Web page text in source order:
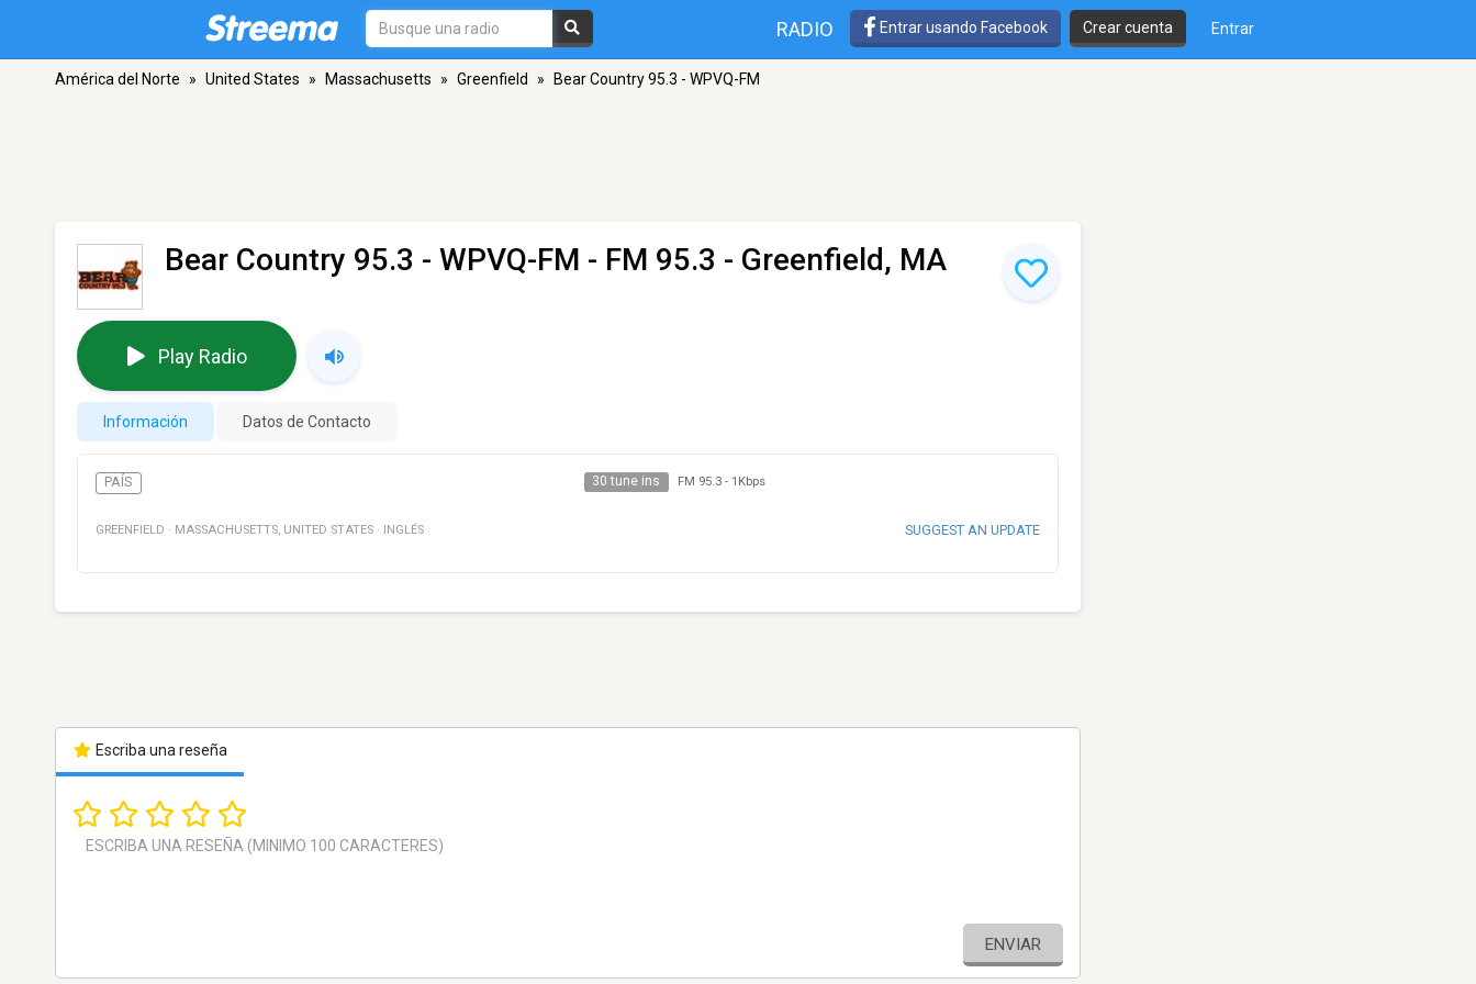
RADIO Entrar usando Facebook Crear cuenta Entrar
América del Norte » United States » Massachusetts » Greenfield » Bear Country 95.3 - WPVQ-FM
Bear Country 95.3 - WPVQ-FM - FM 95.3 - Greenfield, MA
Play Radio
Información Datos de Contacto
PAÍS 30 tune ins FM 95.3- 1Kbps
GREENFIELD · MASSACHUSETTS, UNITED STATES · INGLÉS SUGGEST AN UPDATE
Escriba una reseña
ENVIAR